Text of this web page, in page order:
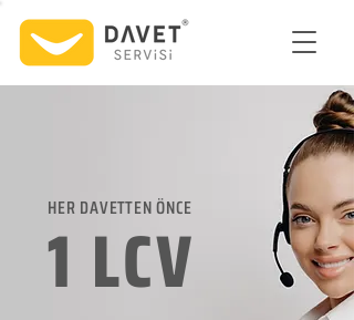
HER DAVETTEN ÖNCE
1 LCV